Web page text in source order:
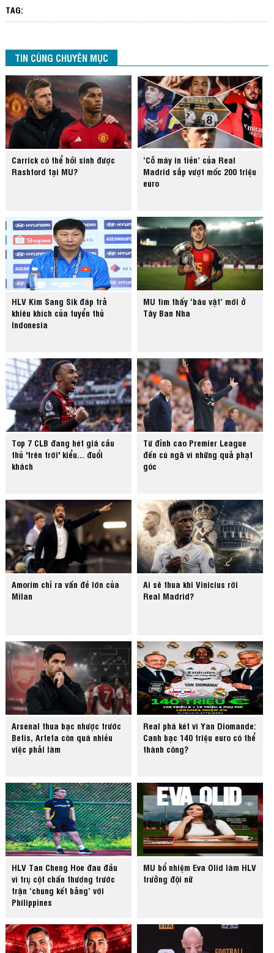
TAG:
TIN CÙNG CHUYÊN MỤC
Carrick có thể hồi sinh được
Rashford tại MU?
‘Cỗ máy in tiền’ của Real
Madrid sắp vượt mốc 200 triệu
euro
HLV Kim Sang Sik đáp trả
khiêu khích của tuyển thủ
Indonesia
MU tìm thấy ‘báu vật’ mới ở
Tây Ban Nha
Top 7 CLB đang hét giá cầu
thủ 'trên trời' kiểu... đuổi
khách
Từ đỉnh cao Premier League
đến cú ngã vì những quả phạt
góc
Amorim chỉ ra vấn đề lớn của
Milan
Ai sẽ thua khi Vinicius rời
Real Madrid?
Arsenal thua bạc nhược trước
Betis, Arteta còn quá nhiều
việc phải làm
Real phá két vì Yan Diomande:
Canh bạc 140 triệu euro có thể
thành công?
HLV Tan Cheng Hoe đau đầu
vì trụ cột chấn thương trước
trận ‘chung kết bảng’ với
Philippines
MU bổ nhiệm Eva Olid làm HLV
trưởng đội nữ